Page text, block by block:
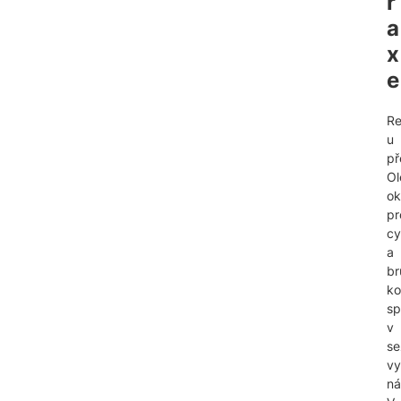
a
x
e
u
a
v